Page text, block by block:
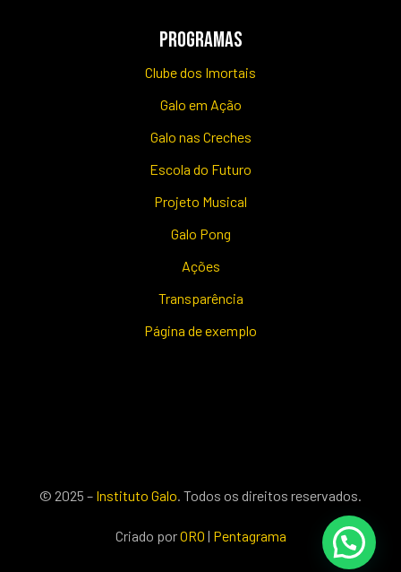
PROGRAMAS
Clube dos Imortais
Galo em Ação
Galo nas Creches
Escola do Futuro
Projeto Musical
Galo Pong
Ações
Transparência
Página de exemplo
© 2025 – Instituto Galo . Todos os direitos reservados.
Criado porORO | Pentagrama